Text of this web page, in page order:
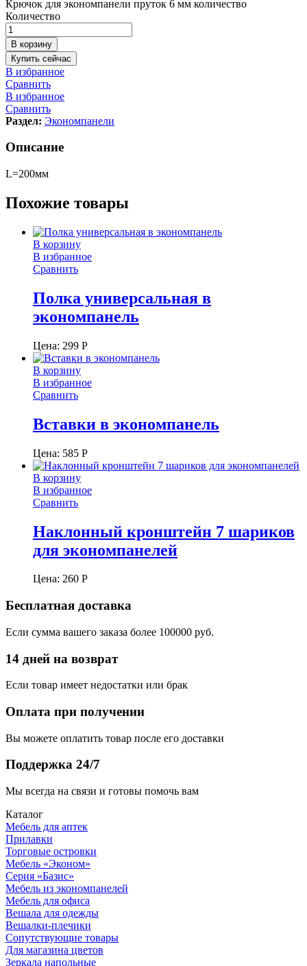
Крючок для экономпанели пруток 6 мм количество
Количество
В корзину
Купить сейчас
В избранное
Сравнить
В избранное
Сравнить
Раздел: Экономпанели
Описание
L=200мм
Похожие товары
В корзину
В избранное
Сравнить
Полка универсальная в
экономпанель
Цена: 299 Р
В корзину
В избранное
Сравнить
Вставки в экономпанель
Цена: 585 Р
В корзину
В избранное
Сравнить
Наклонный кронштейн 7 шариков
для экономпанелей
Цена: 260 Р
Бесплатная доставка
Если сумма вашего заказа более 100000 руб.
14 дней на возврат
Если товар имеет недостатки или брак
Оплата при получении
Вы можете оплатить товар после его доставки
Поддержка 24/7
Мы всегда на связи и готовы помочь вам
Каталог
Мебель для аптек
Прилавки
Торговые островки
Мебель «Эконом»
Серия «Базис»
Мебель из экономпанелей
Мебель для офиса
Вешала для одежды
Вешалки-плечики
Сопутствующие товары
Для магазина цветов
Зеркала напольные